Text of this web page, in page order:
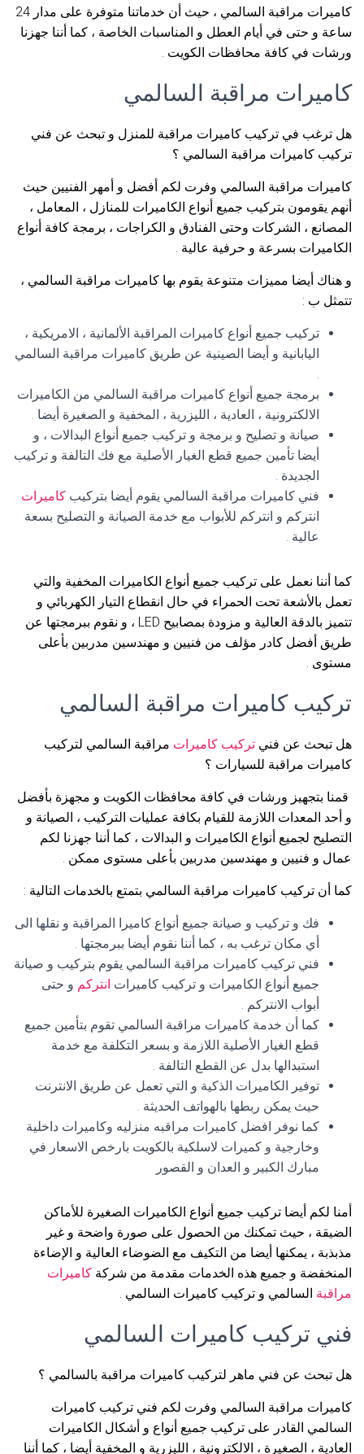
كاميرات مراقبة السالمي ، حيث أن خدماتنا متوفرة على مدار 24
ساعة و حتى في أيام العطل و المناسبات الخاصة ، كما أننا جهزنا
ورشات في كافة محافظات الكويت .
كاميرات مراقبة السالمي
هل ترغب في تركيب كاميرات مراقبة للمنزل و تبحث عن فني
تركيب كاميرات مراقبة السالمي ؟
كاميرات مراقبة السالمي وفرت لكم أفضل و أمهر الفنيين حيث
أنهم يقومون بتركيب جميع أنواع الكاميرات للمنازل ، المعامل ،
المصانع ، الشركات وحتى الفنادق و الكراجات ، برمجة كافة أنواع
الكاميرات بسرعة و حرفية عالية .
و هناك أيضا مميزات متنوعة يقوم بها كاميرات مراقبة السالمي ،
تتمثل ب :
تركيب جميع أنواع كاميرات المراقبة الألمانية ، الامريكية ،
اليابانية و أيضا الصينية عن طريق كاميرات مراقبة السالمي
.
برمجة جميع أنواع كاميرات مراقبة السالمي من الكاميرات
الالكترونية ، العادية ، الليزرية ، المخفية و الصغيرة أيضا .
صيانة و تصليح و برمجة و تركيب جميع أنواع البدالات ، و
أيضا تأمين جميع قطع الغيار الأصلية مع فك التالفة و تركيب
الجديدة .
فني كاميرات مراقبة السالمي يقوم أيضا بتركيب كاميرات
انتركم و انتركم للأبواب مع خدمة الصيانة و التصليح بسعة
عالية .
كما أننا نعمل على تركيب جميع أنواع الكاميرات المخفية والتي
تعمل بالأشعة تحت الحمراء في حال انقطاع التيار الكهربائي و
تتميز بالدقة العالية و مزودة بمصابيح LED ، و نقوم ببرمجتها عن
طريق أفضل كادر مؤلف من فنيين و مهندسين مدربين بأعلى
مستوى .
تركيب كاميرات مراقبة السالمي
هل تبحث عن فني تركيب كاميرات مراقبة السالمي لتركيب
كاميرات مراقبة للسيارات ؟
قمنا بتجهيز ورشات في كافة محافظات الكويت و مجهزة بأفضل
و أحد المعدات اللازمة للقيام بكافة عمليات التركيب ، الصيانة و
التصليح لجميع أنواع الكاميرات و البدالات ، كما أننا جهزنا لكم
عمال و فنيين و مهندسين مدربين بأعلى مستوى ممكن .
كما أن تركيب كاميرات مراقبة السالمي بتمتع بالخدمات التالية :
فك و تركيب و صيانة جميع أنواع كاميرا المراقبة و نقلها الى
أي مكان ترغب به ، كما أننا نقوم أيضا ببرمجتها .
فني تركيب كاميرات مراقبة السالمي يقوم بتركيب و صيانة
جميع أنواع الكاميرات و تركيب كاميرات انتركم و حتى
أبواب الانتركم .
كما أن خدمة كاميرات مراقبة السالمي تقوم بتأمين جميع
قطع الغيار الأصلية اللازمة و بسعر التكلفة مع خدمة
استبدالها بدل عن القطع التالفة .
توفير الكاميرات الذكية و التي تعمل عن طريق الانترنت
حيث يمكن ربطها بالهواتف الحديثة .
كما نوفر افضل كاميرات مراقبه منزليه وكاميرات داخلية
وخارجية و كميرات لاسلكية بالكويت بارخص الاسعار في
مبارك الكبير و العدان و القصور
أمنا لكم أيضا تركيب جميع أنواع الكاميرات الصغيرة للأماكن
الضيقة ، حيث تمكنك من الحصول على صورة واضحة و غير
مذبذبة ، يمكنها أيضا من التكيف مع الضوضاء العالية و الإضاءة
المنخفضة و جميع هذه الخدمات مقدمة من شركة كاميرات
مراقبة السالمي و تركيب كاميرات السالمي .
فني تركيب كاميرات السالمي
هل تبحث عن فني ماهر لتركيب كاميرات مراقبة بالسالمي ؟
كاميرات مراقبة السالمي وفرت لكم فني تركيب كاميرات
السالمي القادر على تركيب جميع أنواع و أشكال الكاميرات
العادية ، الصغيرة ، الالكترونية ، الليزرية و المخفية أيضا ، كما أننا